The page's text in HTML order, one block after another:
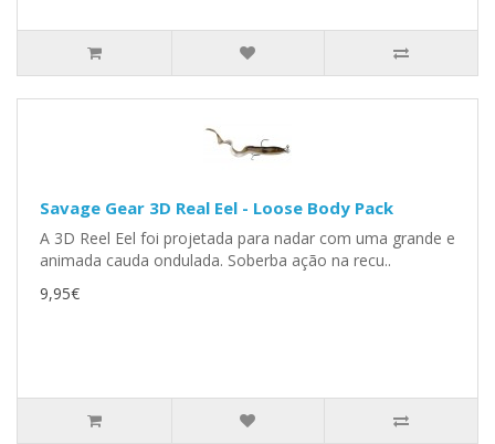
Savage Gear 3D Real Eel - Loose Body Pack
A 3D Reel Eel foi projetada para nadar com uma grande e
animada cauda ondulada. Soberba ação na recu..
9,95€